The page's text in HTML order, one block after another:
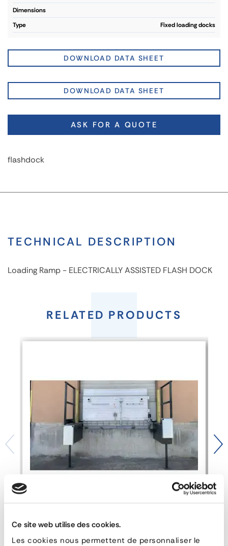
Ce site web utilise des cookies.
Les cookies nous permettent de personnaliser le
dimensions
type
Fixed loading docks
DOWNLOAD DATA SHEET
DOWNLOAD DATA SHEET
ASK FOR A QUOTE
flashdock
TECHNICAL DESCRIPTION
Loading Ramp - ELECTRICALLY ASSISTED FLASH DOCK
FLASH
DOCK
FEATURES
48916 20-1065X2000 E
dimensions
DOWNLOAD DATA SHEET
RELATED PRODUCTS